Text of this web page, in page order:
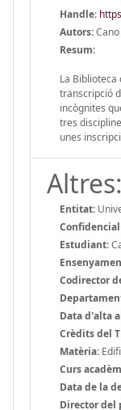
Handle:
Autors:
Resum:
La
transcripció
incògnites
tres
unes
Altres:
Entitat:
Estudiant:
Codirector
Data d'alta
Crèdits del
Matèria:
Curs
Data de la
Director del